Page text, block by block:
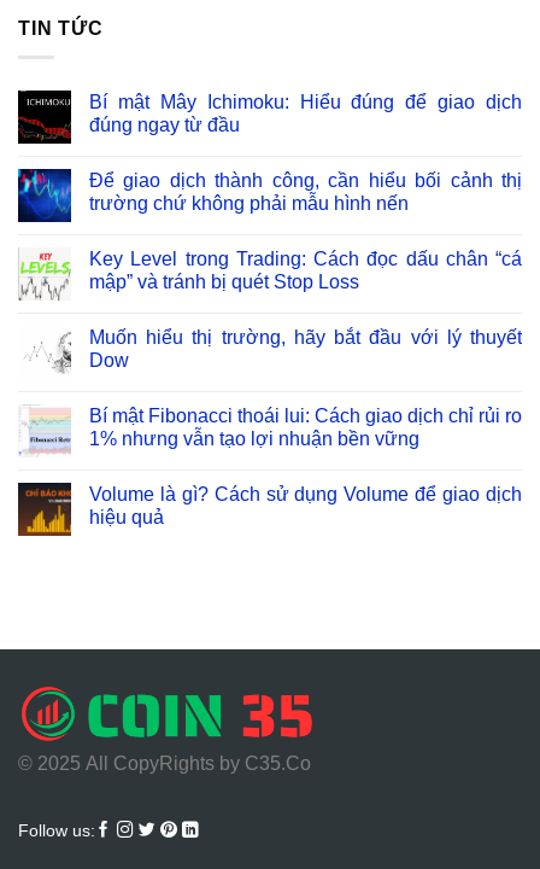
TIN TỨC
Bí mật Mây Ichimoku: Hiểu đúng để giao dịch
đúng ngay từ đầu
Để giao dịch thành công, cần hiểu bối cảnh thị
trường chứ không phải mẫu hình nến
Key Level trong Trading: Cách đọc dấu chân “cá
mập” và tránh bị quét Stop Loss
Muốn hiểu thị trường, hãy bắt đầu với lý thuyết
Dow
Bí mật Fibonacci thoái lui: Cách giao dịch chỉ rủi ro
1% nhưng vẫn tạo lợi nhuận bền vững
Volume là gì? Cách sử dụng Volume để giao dịch
hiệu quả
© 2025 All CopyRights by C35.Co
Follow us: